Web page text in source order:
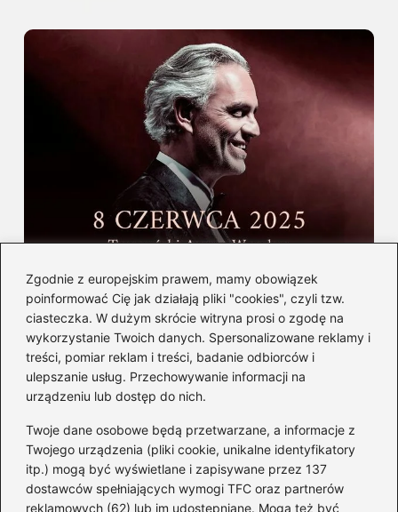
Zgodnie z europejskim prawem, mamy obowiązek
poinformować Cię jak działają pliki "cookies", czyli tzw.
ciasteczka. W dużym skrócie witryna prosi o zgodę na
wykorzystanie Twoich danych. Spersonalizowane reklamy i
treści, pomiar reklam i treści, badanie odbiorców i
ulepszanie usług. Przechowywanie informacji na
urządzeniu lub dostęp do nich.
Twoje dane osobowe będą przetwarzane, a informacje z
Twojego urządzenia (pliki cookie, unikalne identyfikatory
itp.) mogą być wyświetlane i zapisywane przez 137
dostawców spełniających wymogi TFC oraz partnerów
reklamowych (62) lub im udostępniane. Mogą też być
Polsce — informacje i bilety
Kategorie
Albumy(8)
Artyści
Edukacja muzyczna(89)
Instrumenty(38)
Kultura(47)